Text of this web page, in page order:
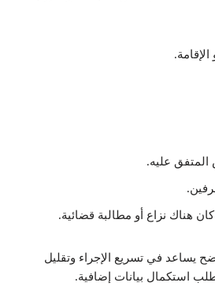
الإقامة.
المتفق عليه.
كان هناك نزاع أو مطالبة قضائية.
يساعد في تسريع الإجراء وتقليل
استكمال بيانات إضافية.